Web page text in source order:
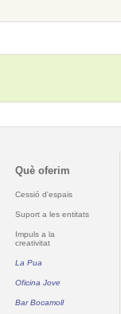
Què oferim
Cessió d'espais
Suport a les entitats
Impuls a la
creativitat
La Pua
Oficina Jove
Bar Bocamoll